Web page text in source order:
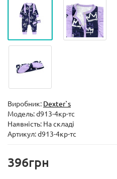
Виробник: Dexter`s
Модель:d913-4кр-тс
Наявність: На складі
Артикул: d913-4кр-тс
396грн